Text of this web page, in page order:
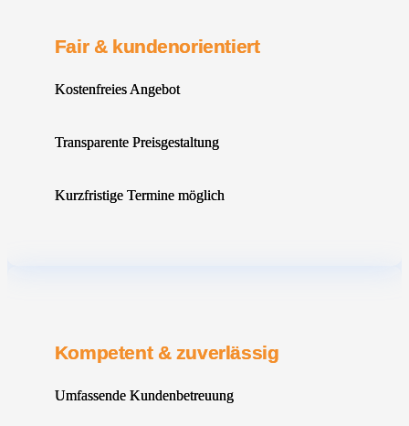
Fair & kundenorientiert
Kostenfreies Angebot
Transparente Preisgestaltung
Kurzfristige Termine möglich
Kompetent & zuverlässig
Umfassende Kundenbetreuung